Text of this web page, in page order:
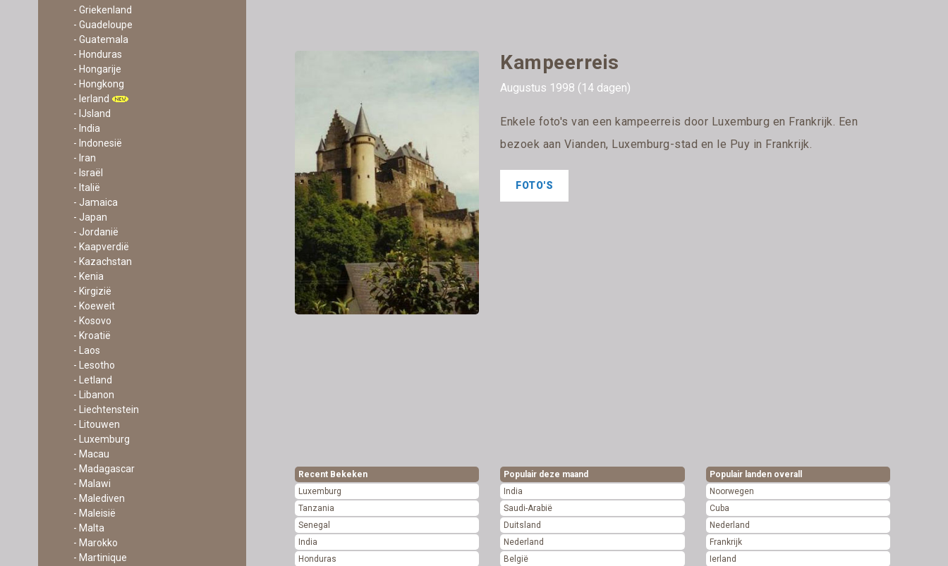
- Griekenland
- Guadeloupe
- Guatemala
- Honduras
- Hongarije
- Hongkong
- Ierland
- IJsland
- India
- Indonesië
- Iran
- Israël
- Italië
- Jamaica
- Japan
- Jordanië
- Kaapverdië
- Kazachstan
- Kenia
- Kirgizië
- Koeweit
- Kosovo
- Kroatië
- Laos
- Lesotho
- Letland
- Libanon
- Liechtenstein
- Litouwen
- Luxemburg
- Macau
- Madagascar
- Malawi
- Malediven
- Maleisië
- Malta
- Marokko
- Martinique
Kampeerreis
Augustus 1998 (14 dagen)
Enkele foto's van een kampeerreis door Luxemburg en Frankrijk. Een
bezoek aan Vianden, Luxemburg-stad en le Puy in Frankrijk.
FOTO'S
Recent Bekeken
Luxemburg
Tanzania
Senegal
India
Honduras
Populair deze maand
India
Saudi-Arabië
Duitsland
Nederland
België
Populair landen overall
Noorwegen
Cuba
Nederland
Frankrijk
Ierland